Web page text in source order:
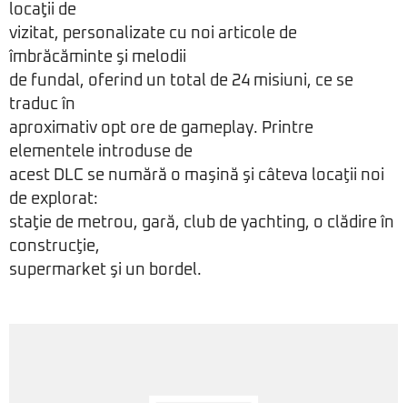
locaţii de
vizitat, personalizate cu noi articole de
îmbrăcăminte şi melodii
de fundal, oferind un total de 24 misiuni, ce se
traduc în
aproximativ opt ore de gameplay. Printre
elementele introduse de
acest DLC se numără o maşină şi câteva locaţii noi
de explorat:
staţie de metrou, gară, club de yachting, o clădire în
construcţie,
supermarket şi un bordel.